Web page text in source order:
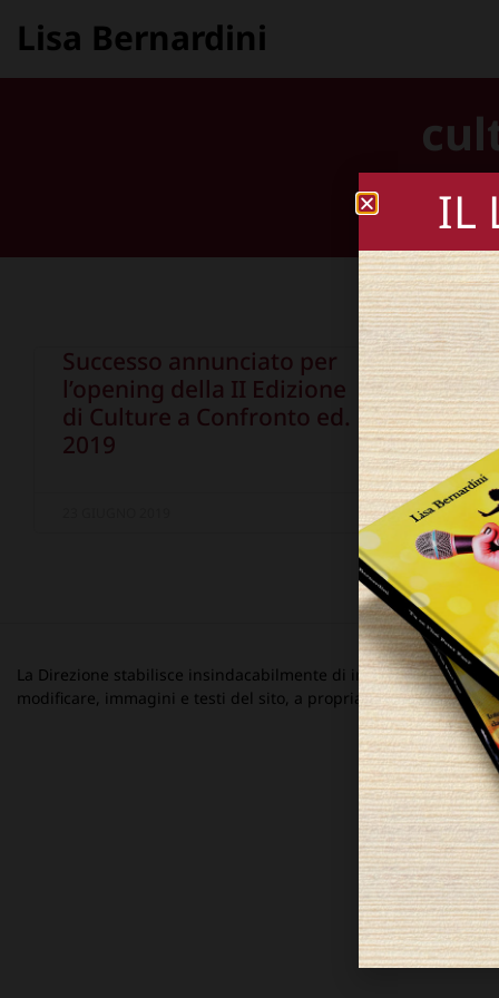
Lisa Bernardini
Successo annunciato per
l’opening della II Edizione
di Culture a Confronto ed.
2019
La Direzione stabilisce insindacabilmente di inserire,
modificare, immagini e testi del sito, a propria discrezione.
IL